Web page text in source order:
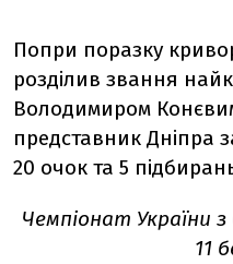
Попри поразку
розділив звання
Володимиром
представник Дніпра
20 очок та 5
Чемпіонат України
11